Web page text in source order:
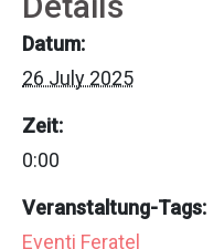
Datum:
26 July 2025
Zeit:
0:00
Veranstaltung-Tags:
Eventi Feratel